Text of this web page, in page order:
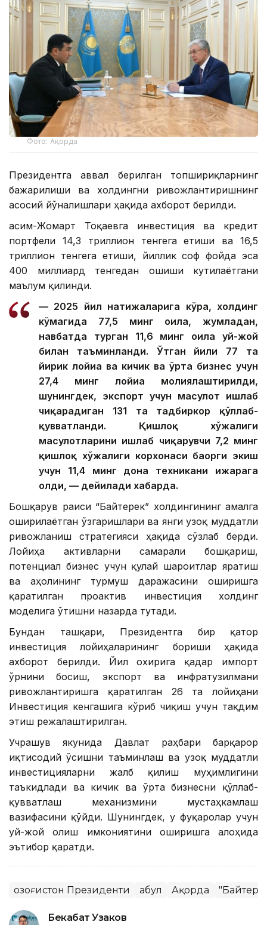
Фото: Ақорда
Президентга аввал берилган топшириқларнинг
бажарилиши ва холдингни ривожлантиришнинг
асосий йўналишлари ҳақида ахборот берилди.
Қасим-Жомарт Тоқаевга инвестиция ва кредит
портфели 14,3 триллион тенгега етиши ва 16,5
триллион тенгега етиши, йиллик соф фойда эса
400 миллиард тенгедан ошиши кутилаётгани
маълум қилинди.
— 2025 йил натижаларига кўра, холдинг
кўмагида 77,5 минг оила, жумладан,
навбатда турган 11,6 минг оила уй-жой
билан таъминланди. Ўтган йили 77 та
йирик лойиҳа ва кичик ва ўрта бизнес учун
27,4 минг лойиҳа молиялаштирилди,
шунингдек, экспорт учун маҳсулот ишлаб
чиқарадиган 131 та тадбиркор қўллаб-
қувватланди. Қишлоқ хўжалиги
маҳсулотларини ишлаб чиқарувчи 7,2 минг
қишлоқ хўжалиги корхонаси баҳорги экиш
учун 11,4 минг дона техникани ижарага
олди, — дейилади хабарда.
Бошқарув раиси “Байтерек” холдингининг амалга
оширилаётган ўзгаришлари ва янги узоқ муддатли
ривожланиш стратегияси ҳақида сўзлаб берди.
Лойиҳа активларни самарали бошқариш,
потенциал бизнес учун қулай шароитлар яратиш
ва аҳолининг турмуш даражасини оширишга
қаратилган проактив инвестиция холдинг
моделига ўтишни назарда тутади.
Бундан ташқари, Президентга бир қатор
инвестиция лойиҳаларининг бориши ҳақида
ахборот берилди. Йил охирига қадар импорт
ўрнини босиш, экспорт ва инфратузилмани
ривожлантиришга қаратилган 26 та лойиҳани
Инвестиция кенгашига кўриб чиқиш учун тақдим
этиш режалаштирилган.
Учрашув якунида Давлат раҳбари барқарор
иқтисодий ўсишни таъминлаш ва узоқ муддатли
инвестицияларни жалб қилиш муҳимлигини
таъкидлади ва кичик ва ўрта бизнесни қўллаб-
қувватлаш механизмини мустаҳкамлаш
вазифасини қўйди. Шунингдек, у фуқаролар учун
уй-жой олиш имкониятини оширишга алоҳида
эътибор қаратди.
Қозоғистон Президенти Қабул Ақорда
Бекабат Узаков